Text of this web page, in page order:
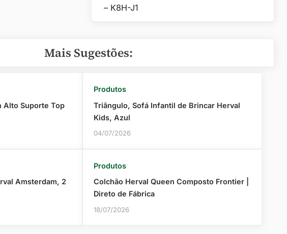
– K8H-J1
Mais Sugestões:
Alto Suporte Top
Produtos
Triângulo, Sofá Infantil de Brincar Herval
Kids, Azul
04/07/2026
Amsterdam, 2
Produtos
Colchão Herval Queen Composto Frontier |
Direto de Fábrica
18/07/2026